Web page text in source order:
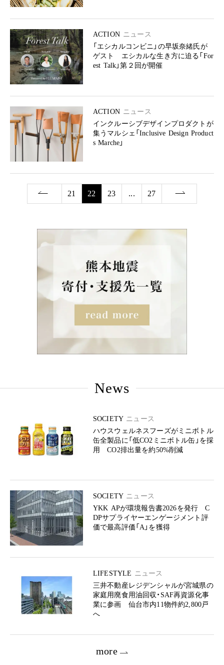
ACTION ニュース
「エシカルコンビニ」の早坂奈緒氏が
ゲスト エシカルな生き方に迫る「For
est Talk」第２回が開催
ACTION ニュース
インクルーシブデザインプロダクトが
集うマルシェ「Inclusive Design Product
s Marche」
21 22 23 ... 27
News
SOCIETY ニュース
ハウスウェルネスフーズがミニボトル
缶全製品に「低CO2ミニボトル缶」を採
用 CO2排出量を約50%削減
SOCIETY ニュース
YKK APが環境報告書2026を発行 C
DPサプライヤーエンゲージメント評
価で最高評価「A」を獲得
LIFESTYLE ニュース
三井不動産レジデンシャルが宮城県の
家庭用廃食用油回収・SAF再資源化事
業に参画 仙台市内11物件約2,800戸
へ
more